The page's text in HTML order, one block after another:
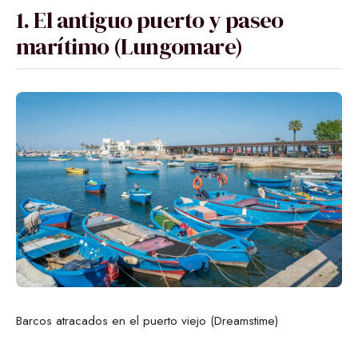
1. El antiguo puerto y paseo
marítimo (Lungomare)
Barcos atracados en el puerto viejo (Dreamstime)